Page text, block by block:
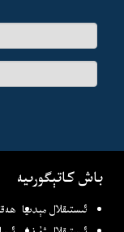
باش كاتېگورىيە
ئىستىقلال مېدىيا